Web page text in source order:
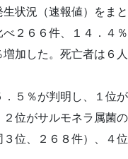
状況（速報値）をまと
２６６件、１４．４
加した。死亡者は６
５％が判明し、１位
位がサルモネラ属菌
位、２６８件）、４